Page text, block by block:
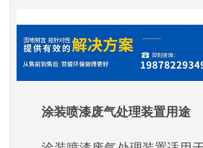
涂装喷漆废气处理装置用途